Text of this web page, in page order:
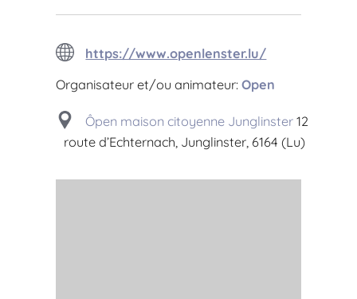
https://www.openlenster.lu/
Organisateur et/ou animateur: Open
Ôpen maison citoyenne Junglinster 12
route d’Echternach, Junglinster, 6164 (Lu)